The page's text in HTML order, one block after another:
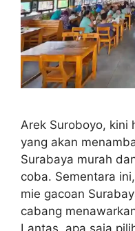
Arek Suroboyo, kini
yang akan
Surabaya murah
coba. Sementara
mie gacoan
cabang